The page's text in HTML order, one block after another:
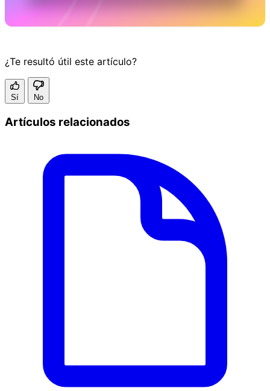
¿Te resultó útil este artículo?
Sí No
Artículos relacionados